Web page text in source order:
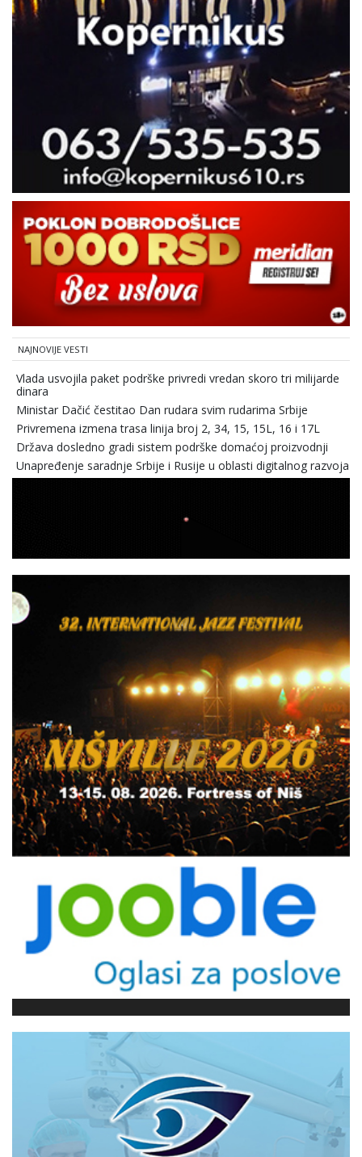
NAJNOVIJE VESTI
Vlada usvojila paket podrške privredi vredan skoro tri milijarde
dinara
Ministar Dačić čestitao Dan rudara svim rudarima Srbije
Privremena izmena trasa linija broj 2, 34, 15, 15L, 16 i 17L
Država dosledno gradi sistem podrške domaćoj proizvodnji
Unapređenje saradnje Srbije i Rusije u oblasti digitalnog razvoja